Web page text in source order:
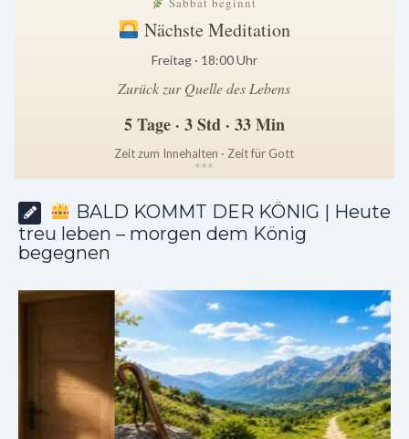
Nächste Meditation
Freitag · 18:00 Uhr
Zurück zur Quelle des Lebens
5 Tage · 3 Std · 33 Min
Zeit zum Innehalten · Zeit für Gott
***
BALD KOMMT DER KÖNIG | Heute
treu leben – morgen dem König
begegnen